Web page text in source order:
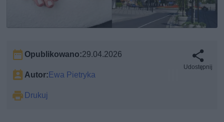
Opublikowano:29.04.2026
Autor: Ewa Pietryka
Drukuj
Udostępnij